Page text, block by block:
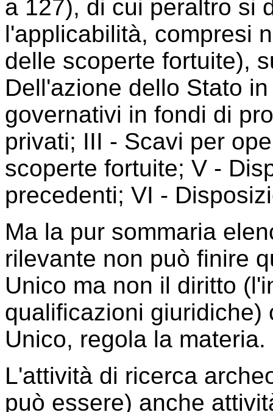
a 127), di cui peraltro si
l'applicabilità, compresi
delle scoperte fortuite),
Dell'azione dello Stato
governativi in fondi di
privati; III - Scavi per
scoperte fortuite; V -
precedenti; VI -
Ma la pur sommaria
rilevante non può finire
Unico ma non il diritto
qualificazioni giuridiche)
Unico, regola la materia.
L'attività di ricerca
può essere) anche